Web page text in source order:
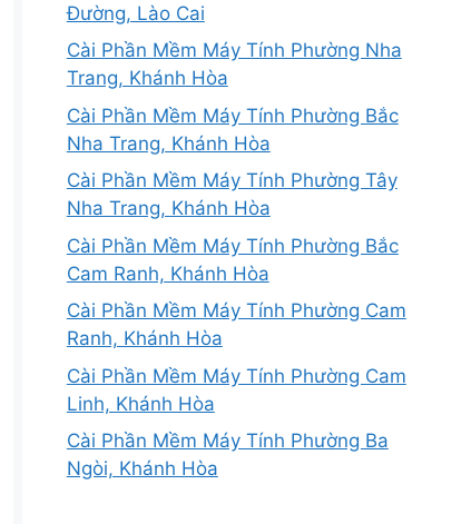
Đường, Lào Cai
Cài Phần Mềm Máy Tính Phường Nha
Trang, Khánh Hòa
Cài Phần Mềm Máy Tính Phường Bắc
Nha Trang, Khánh Hòa
Cài Phần Mềm Máy Tính Phường Tây
Nha Trang, Khánh Hòa
Cài Phần Mềm Máy Tính Phường Bắc
Cam Ranh, Khánh Hòa
Cài Phần Mềm Máy Tính Phường Cam
Ranh, Khánh Hòa
Cài Phần Mềm Máy Tính Phường Cam
Linh, Khánh Hòa
Cài Phần Mềm Máy Tính Phường Ba
Ngòi, Khánh Hòa